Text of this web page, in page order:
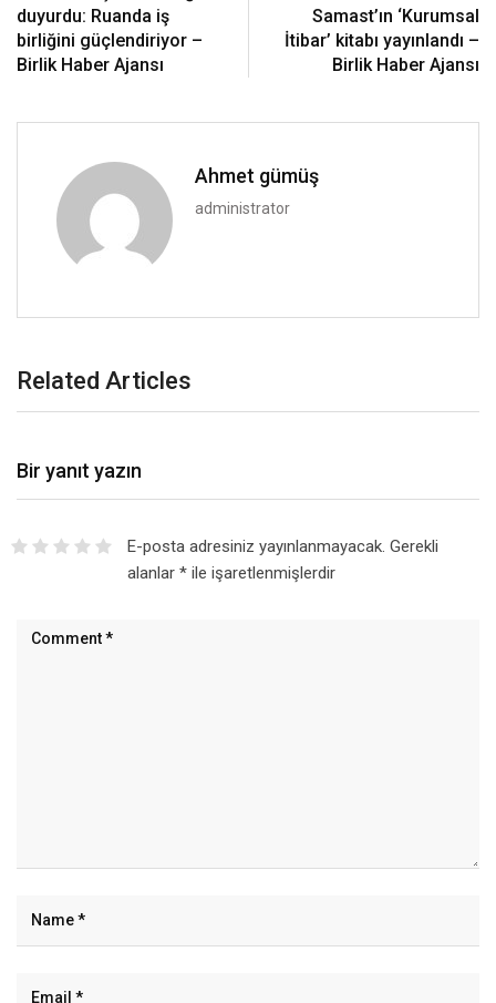
duyurdu: Ruanda iş
birliğini güçlendiriyor –
Birlik Haber Ajansı
Samast’ın ‘Kurumsal
İtibar’ kitabı yayınlandı –
Birlik Haber Ajansı
Ahmet gümüş
administrator
Related Articles
Bir yanıt yazın
E-posta adresiniz yayınlanmayacak. Gerekli
alanlar *ile işaretlenmişlerdir